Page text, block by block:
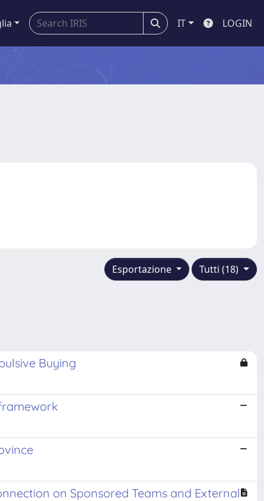
IT LOGIN
Tutti (18)
Esportazione
Buying
on Sponsored Teams and External